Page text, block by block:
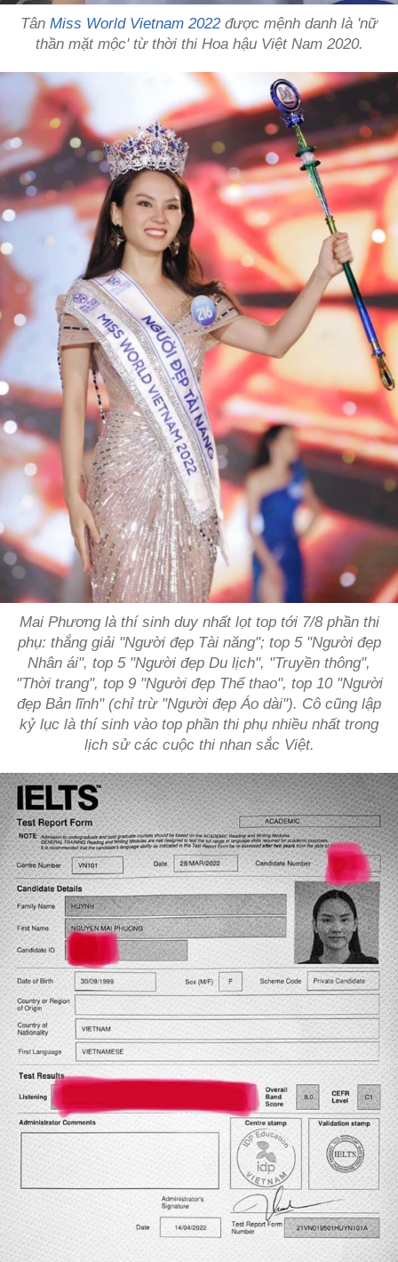
Tân Miss World Vietnam 2022được mệnh danh là 'nữ
thần mặt mộc' từ thời thi Hoa hậu Việt Nam 2020.
Mai Phương là thí sinh duy nhất lọt top tới 7/8 phần thi
phụ: thắng giải"Người đẹp Tài năng"; top 5"Người đẹp
Nhân ái", top 5"Người đẹp Du lịch", "Truyền thông",
"Thời trang", top 9"Người đẹp Thể thao", top 10"Người
đẹp Bản lĩnh"(chỉ trừ "Người đẹp Áo dài"). Cô cũng lập
kỷ lục là thí sinh vào top phần thi phụ nhiều nhất trong
lịch sử các cuộc thi nhan sắc Việt.